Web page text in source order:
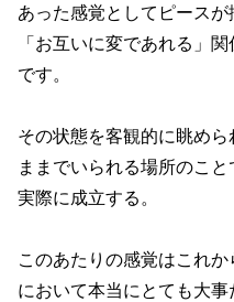
あった感覚としてピース
「お互いに変であれる」
です。
その状態を客観的に眺め
ままでいられる場所のこ
実際に成立する。
このあたりの感覚はこれ
において本当にとても大事